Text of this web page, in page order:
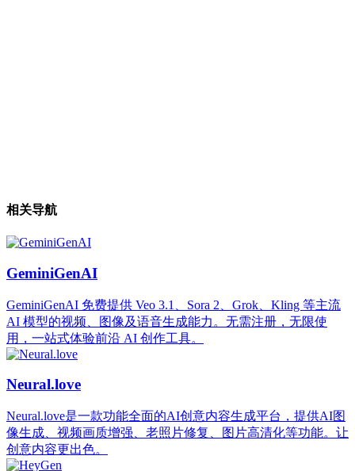
相关导航
GeminiGenAI
GeminiGenAI 免费提供 Veo 3.1、Sora 2、Grok、Kling 等主流
AI 模型的视频、图像及语音生成能力。无需注册，无限使
用，一站式体验前沿 AI 创作工具。
Neural.love
Neural.love是一款功能全面的AI创意内容生成平台，提供AI图
像生成、视频画质增强、老照片修复、图片高清化等功能。让
创意内容更出色。